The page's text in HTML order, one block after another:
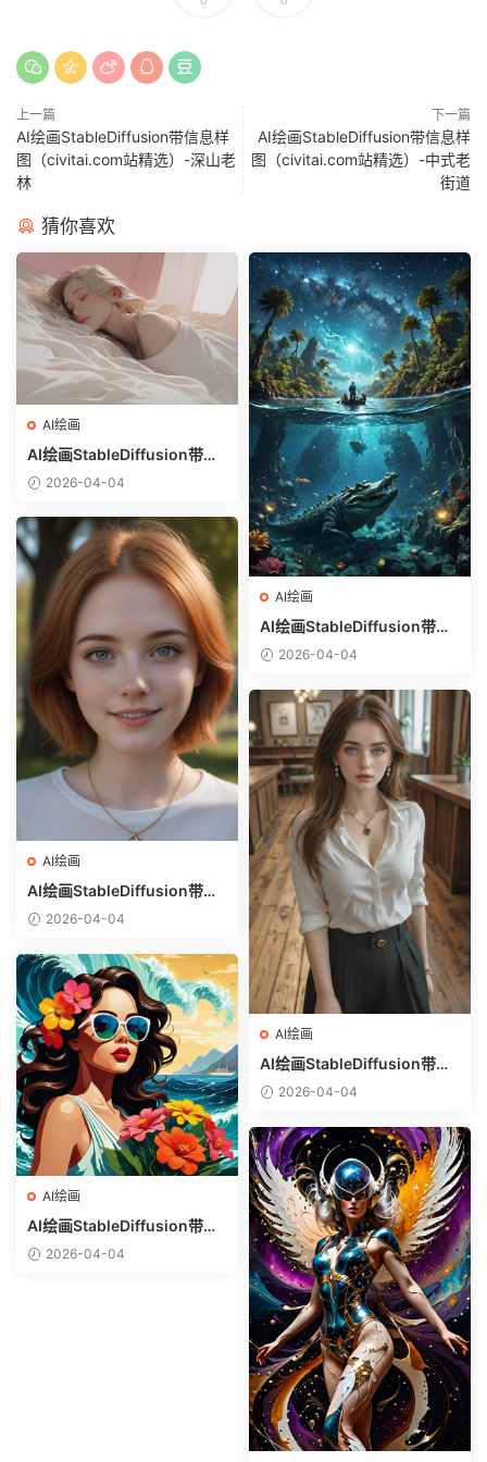
上一篇
AI绘画StableDiffusion带信息样
图（civitai.com站精选）-深山老
林
下一篇
AI绘画StableDiffusion带信息样
图（civitai.com站精选）-中式老
街道
猜你喜欢
AI绘画
AI绘画StableDiffusion带信
息样图（civitai.com网站精
2026-04-04
AI绘画
AI绘画StableDiffusion带信
息样图（civitai.com网站精
2026-04-04
AI绘画
AI绘画StableDiffusion带信
息样图（civitai.com网站精
2026-04-04
AI绘画
AI绘画StableDiffusion带信
息样图（civitai.com网站精
2026-04-04
AI绘画
AI绘画StableDiffusion带信
息样图（civitai.com网站精
2026-04-04